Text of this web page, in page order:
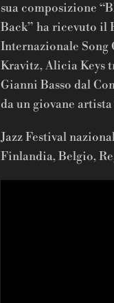
sua composizione
Back” ha ricevuto il
Internazionale Song
Kravitz, Alicia Keys
Gianni Basso dal
da un giovane
Jazz Festival
Finlandia, Belgio,